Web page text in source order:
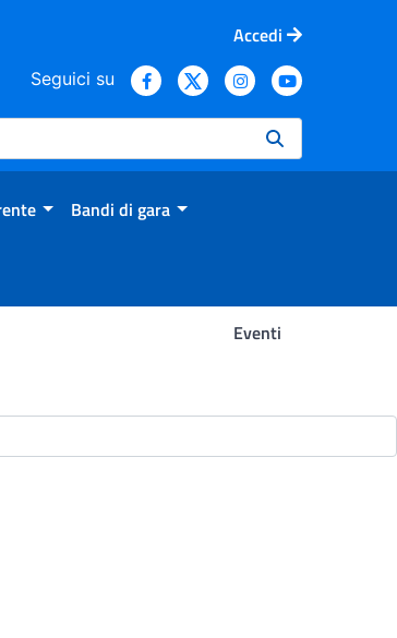
Accedi
Seguici su
Bandi di gara
Eventi